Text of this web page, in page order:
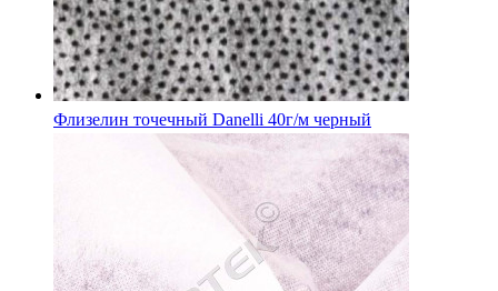
Флизелин точечный Danelli 40г/м черный